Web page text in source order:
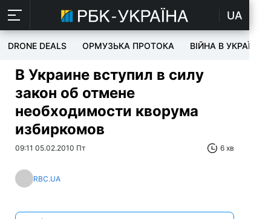
UA
DRONE DEALS ОРМУЗЬКА ПРОТОКА ВІЙНА В УКРАЇНІ
В Украине вступил в силу
закон об отмене
необходимости кворума
избиркомов
09:11 05.02.2010 Пт 6 хв
RBC.UA